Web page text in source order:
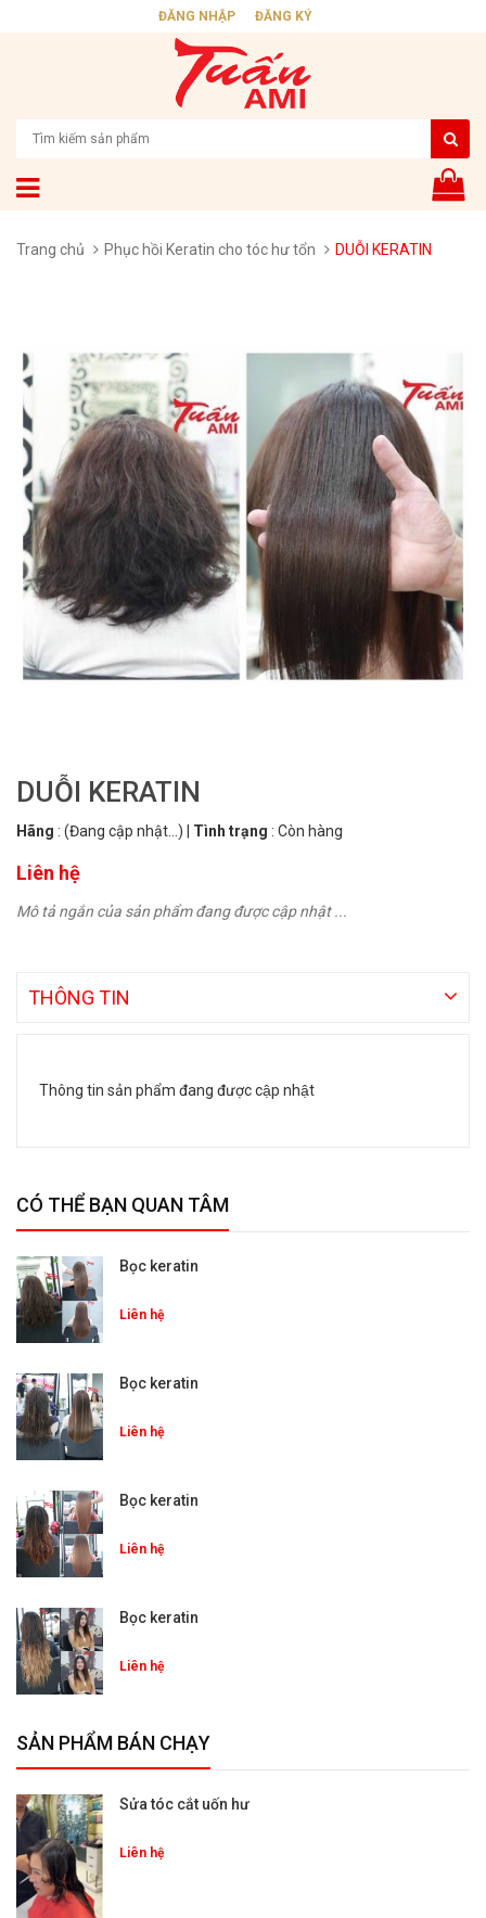
ĐĂNG NHẬP ĐĂNG KÝ
Trang chủ Phục hồi Keratin cho tóc hư tổn DUỖI KERATIN
DUỖI KERATIN
Hãng : (Đang cập nhật...) Tình trạng : Còn hàng
Liên hệ
Mô tả ngắn của sản phẩm đang được cập nhật ...
THÔNG TIN
Thông tin sản phẩm đang được cập nhật
CÓ THỂ BẠN QUAN TÂM
Bọc keratin
Liên hệ
Bọc keratin
Liên hệ
Bọc keratin
Liên hệ
Bọc keratin
Liên hệ
SẢN PHẨM BÁN CHẠY
Sửa tóc cắt uốn hư
Liên hệ